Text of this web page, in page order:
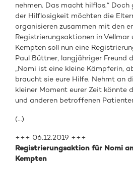
nehmen. Das macht hilflos.“
der Hilflosigkeit möchten die
organisieren zusammen mit den
Registrierungsaktionen in Vellmar
Kempten soll nun eine
Paul Büttner, langjähriger Freund
„Nomi ist eine kleine Kämpferin,
braucht sie eure Hilfe. Nehmt an
kleiner Moment eurer Zeit könnte
und anderen betroffenen
(…)
+++ 06.12.2019 +++
Registrierungsaktion für Nomi
Kempten